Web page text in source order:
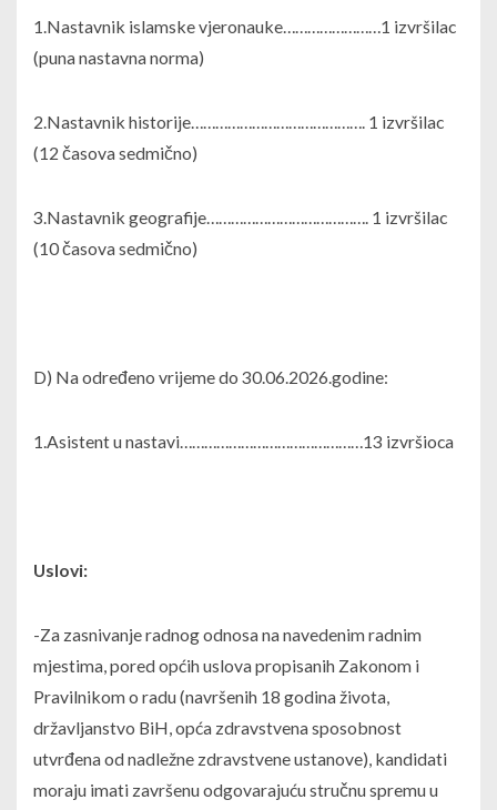
1.Nastavnik islamske vjeronauke……………………1 izvršilac
(puna nastavna norma)
2.Nastavnik historije……………………………………. 1 izvršilac
(12 časova sedmično)
3.Nastavnik geografije…………………………………. 1 izvršilac
(10 časova sedmično)
D) Na određeno vrijeme do 30.06.2026.godine:
1.Asistent u nastavi………………………………………13 izvršioca
Uslovi:
-Za zasnivanje radnog odnosa na navedenim radnim
mjestima, pored općih uslova propisanih Zakonom i
Pravilnikom o radu (navršenih 18 godina života,
državljanstvo BiH, opća zdravstvena sposobnost
utvrđena od nadležne zdravstvene ustanove), kandidati
moraju imati završenu odgovarajuću stručnu spremu u